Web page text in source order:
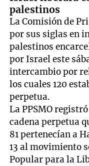
palestinos
La Comisión de
por sus siglas en
palestinos
por Israel este
intercambio por
los cuales 120
perpetua.
La PPSMO
cadena perpetua
81 pertenecían a
13 al movimiento
Popular para la